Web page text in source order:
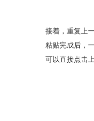
接着，重复上
粘贴完成后，
可以直接点击